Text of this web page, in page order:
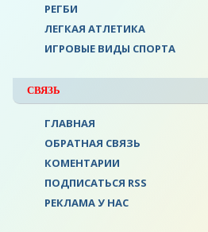
РЕГБИ
ЛЕГКАЯ АТЛЕТИКА
ИГРОВЫЕ ВИДЫ СПОРТА
СВЯЗЬ
ГЛАВНАЯ
ОБРАТНАЯ СВЯЗЬ
КОМЕНТАРИИ
ПОДПИСАТЬСЯ RSS
РЕКЛАМА У НАС